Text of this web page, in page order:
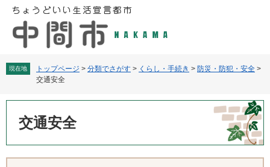
へ
現在地 トップページ > 分類でさがす > くらし・手続き > 防災・防犯・安全 >
交通安全
交通安全